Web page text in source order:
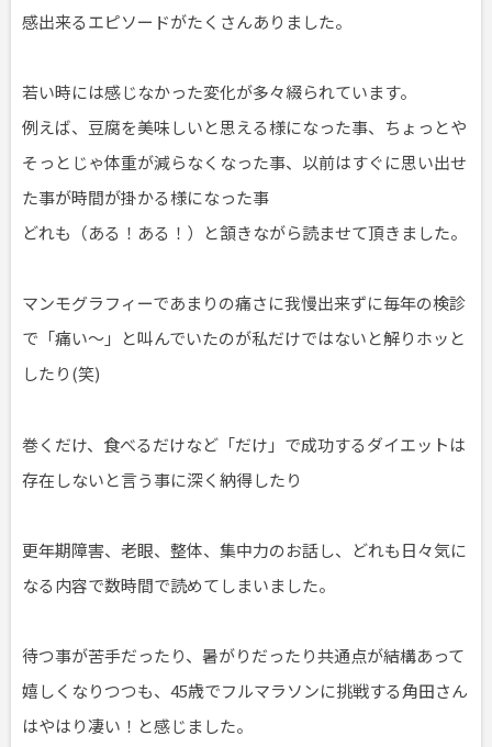
感出来るエピソードがたくさんありました。
若い時には感じなかった変化が多々綴られています。
例えば、豆腐を美味しいと思える様になった事、ちょっとや
そっとじゃ体重が減らなくなった事、以前はすぐに思い出せ
た事が時間が掛かる様になった事
どれも（ある！ある！）と頷きながら読ませて頂きました。
マンモグラフィーであまりの痛さに我慢出来ずに毎年の検診
で「痛い～」と叫んでいたのが私だけではないと解りホッと
したり(笑)
巻くだけ、食べるだけなど「だけ」で成功するダイエットは
存在しないと言う事に深く納得したり
更年期障害、老眼、整体、集中力のお話し、どれも日々気に
なる内容で数時間で読めてしまいました。
待つ事が苦手だったり、暑がりだったり共通点が結構あって
嬉しくなりつつも、45歳でフルマラソンに挑戦する角田さん
はやはり凄い！と感じました。